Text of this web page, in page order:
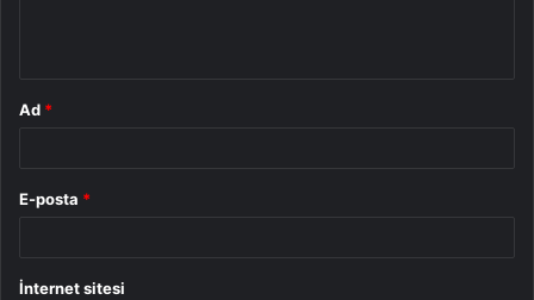
Ad *
E-posta *
İnternet sitesi